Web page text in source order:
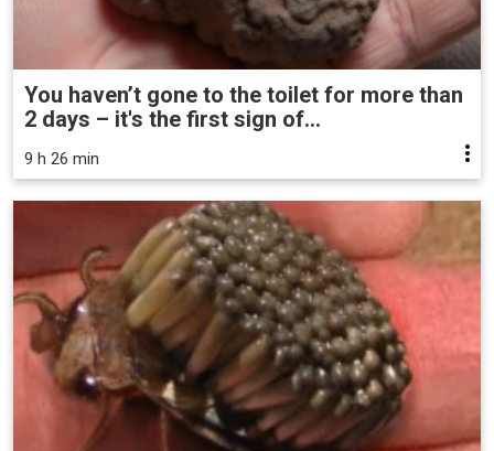
You haven’t gone to the toilet for more than
2 days – it's the first sign of...
9 h 26 min